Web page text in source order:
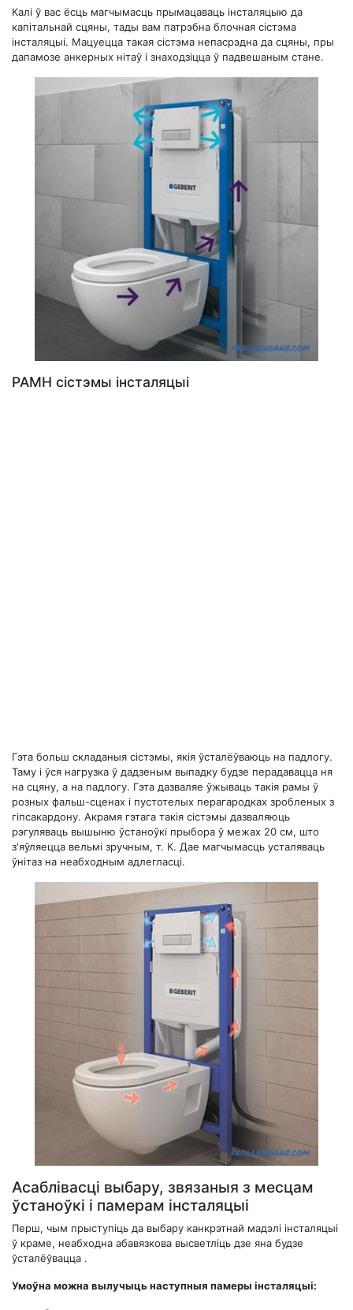
Калі ў вас ёсць магчымасць прымацаваць інсталяцыю да
капітальнай сцяны, тады вам патрэбна блочная сістэма
інсталяцыі. Мацуецца такая сістэма непасрэдна да сцяны, пры
дапамозе анкерных нітаў і знаходзіцца ў падвешаным стане.
РАМН сістэмы інсталяцыі
Гэта больш складаныя сістэмы, якія ўсталёўваюць на падлогу.
Таму і ўся нагрузка ў дадзеным выпадку будзе перадавацца ня
на сцяну, а на падлогу. Гэта дазваляе ўжываць такія рамы ў
розных фальш-сценах і пустотелых перагародках зробленых з
гіпсакардону. Акрамя гэтага такія сістэмы дазваляюць
рэгуляваць вышыню ўстаноўкі прыбора ў межах 20 см, што
з'яўляецца вельмі зручным, т. К. Дае магчымасць усталяваць
ўнітаз на неабходным адлегласці.
Асаблівасці выбару, звязаныя з месцам
ўстаноўкі і памерам інсталяцыі
Перш, чым прыступіць да выбару канкрэтнай мадэлі інсталяцыі
ў краме, неабходна абавязкова высветліць дзе яна будзе
ўсталёўвацца .
Умоўна можна вылучыць наступныя памеры інсталяцыі: